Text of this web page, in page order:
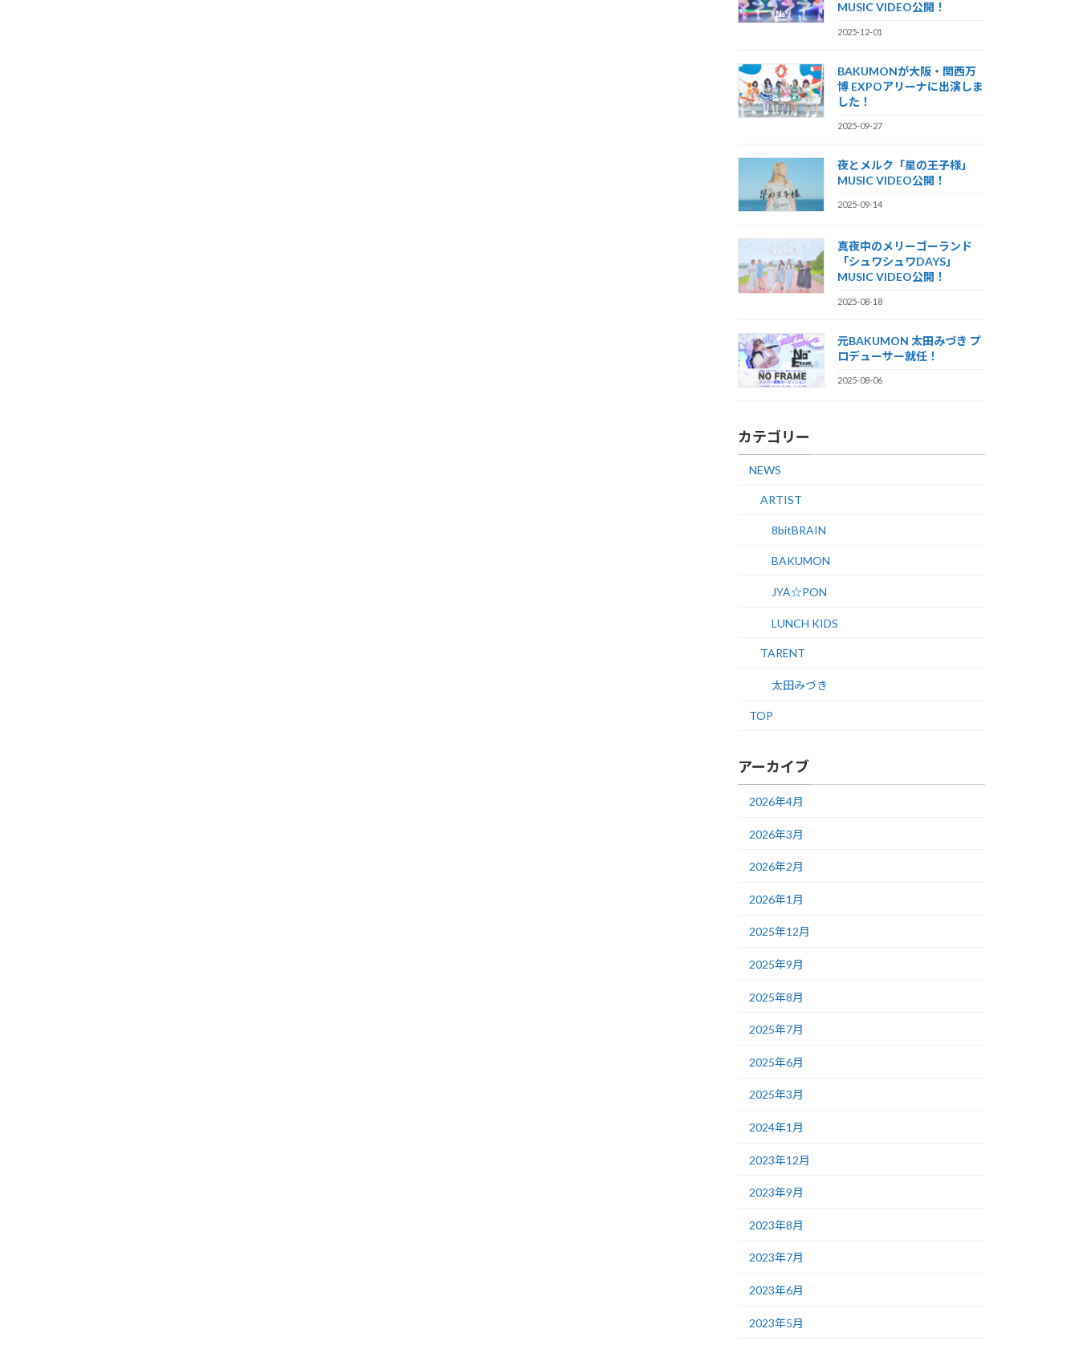
MUSIC VIDEO公開！
2025-12-01
BAKUMONが大阪・関西万
博 EXPOアリーナに出演しま
した！
2025-09-27
夜とメルク「星の王子様」
MUSIC VIDEO公開！
2025-09-14
真夜中のメリーゴーランド
「シュワシュワDAYS」
MUSIC VIDEO公開！
2025-08-18
元BAKUMON 太田みづき プ
ロデューサー就任！
2025-08-06
カテゴリー
NEWS
ARTIST
8bitBRAIN
BAKUMON
JYA☆PON
LUNCH KIDS
TARENT
太田みづき
TOP
アーカイブ
2026年4月
2026年3月
2026年2月
2026年1月
2025年12月
2025年9月
2025年8月
2025年7月
2025年6月
2025年3月
2024年1月
2023年12月
2023年9月
2023年8月
2023年7月
2023年6月
2023年5月